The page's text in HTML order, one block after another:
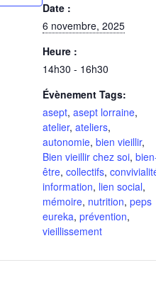
Date :
6 novembre, 2025
Heure :
14h30 - 16h30
Évènement Tags:
asept, asept lorraine,
atelier, ateliers,
autonomie, bien vieillir,
Bien vieillir chez soi,
être, collectifs,
information, lien social,
mémoire, nutrition, peps
eureka, prévention,
vieillissement